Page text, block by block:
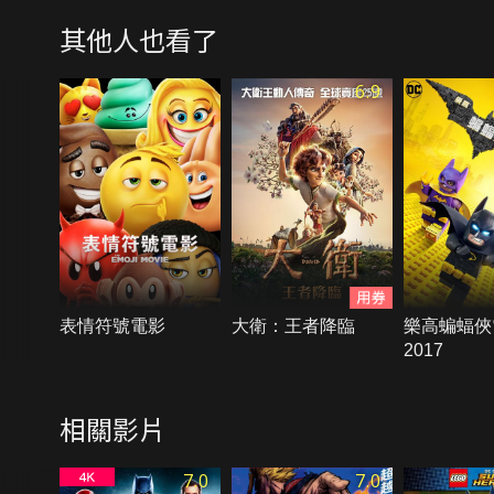
其他人也看了
表情符號電影
6.9
大衛：王者降臨
樂高蝙蝠
2017
相關影片
7.0 7.0